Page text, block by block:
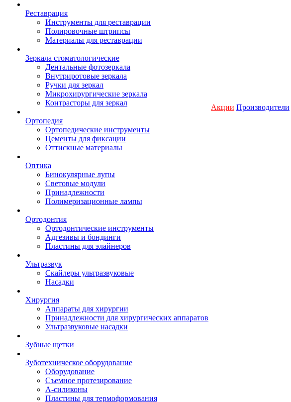
Реставрация
Инструменты для реставрации
Полировочные штрипсы
Материалы для реставрации
Зеркала стоматологические
Дентальные фотозеркала
Внутриротовые зеркала
Ручки для зеркал
Микрохирургические зеркала
Контрасторы для зеркал
Ортопедия
Ортопедические инструменты
Цементы для фиксации
Оттискные материалы
Оптика
Бинокулярные лупы
Световые модули
Принадлежности
Полимеризационные лампы
Ортодонтия
Ортодонтические инструменты
Адгезивы и бондинги
Пластины для элайнеров
Ультразвук
Скайлеры ультразвуковые
Насадки
Хирургия
Аппараты для хирургии
Принадлежности для хирургических аппаратов
Ультразвуковые насадки
Зубные щетки
Зуботехническое оборудование
Оборудование
Съемное протезирование
А-силиконы
Пластины для термоформования
Акции Производители